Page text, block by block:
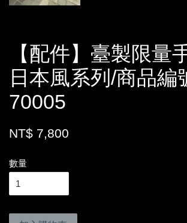
【配件】臺製限量
日本風系列/商品編
70005
NT$ 7,800
數量